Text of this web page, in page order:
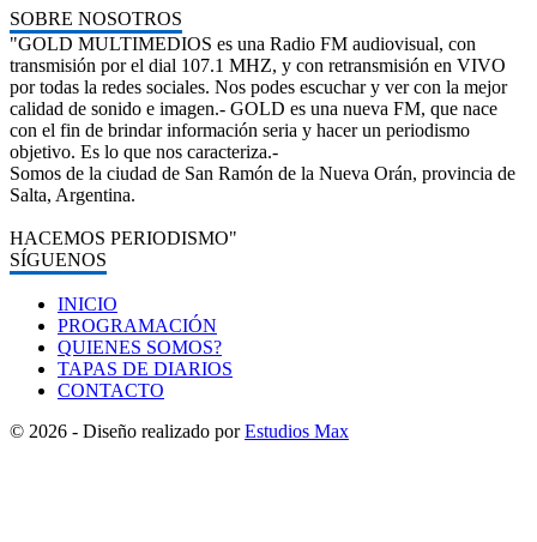
SOBRE NOSOTROS
"GOLD MULTIMEDIOS es una Radio FM audiovisual, con
transmisión por el dial 107.1 MHZ, y con retransmisión en VIVO
por todas la redes sociales. Nos podes escuchar y ver con la mejor
calidad de sonido e imagen.- GOLD es una nueva FM, que nace
con el fin de brindar información seria y hacer un periodismo
objetivo. Es lo que nos caracteriza.-
Somos de la ciudad de San Ramón de la Nueva Orán, provincia de
Salta, Argentina.
HACEMOS PERIODISMO"
SÍGUENOS
INICIO
PROGRAMACIÓN
QUIENES SOMOS?
TAPAS DE DIARIOS
CONTACTO
© 2026 - Diseño realizado porEstudios Max